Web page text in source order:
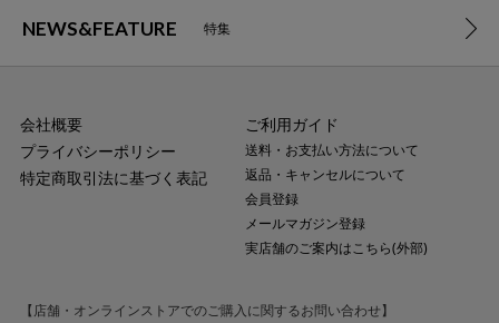
NEWS&FEATURE 特集
会社概要
プライバシーポリシー
特定商取引法に基づく表記
ご利用ガイド
送料・お支払い方法について
返品・キャンセルについて
会員登録
メールマガジン登録
実店舗のご案内はこちら(外部)
【店舗・オンラインストアでのご購入に関するお問い合わせ】